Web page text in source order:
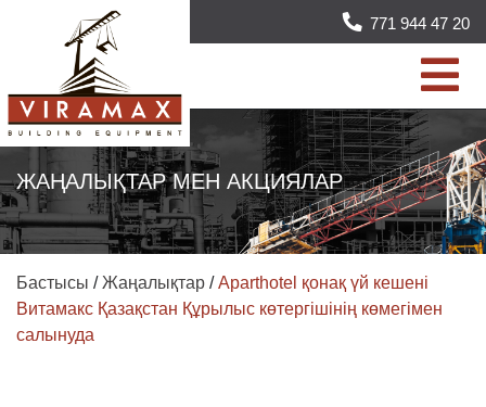
771 944 47 20
ЖАҢАЛЫҚТАР МЕН АКЦИЯЛАР
Бастысы / Жаңалықтар /Aparthotel қонақ үй кешені
Витамакс Қазақстан Құрылыс көтергішінің көмегімен
салынуда